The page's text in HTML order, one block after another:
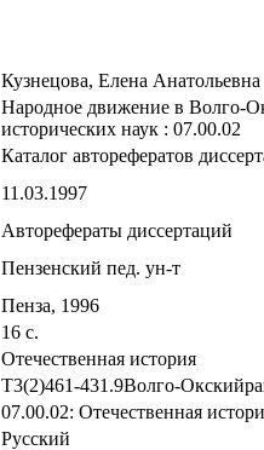
Кузнецова, Елена Анатольевна
Народное движение в Волго-
исторических наук : 07.00.02
Каталог авторефератов
11.03.1997
Авторефераты диссертаций
Пензенский пед. ун-т
Пенза, 1996
16 с.
Отечественная история
Т3(2)461-431.9Волго-
07.00.02: Отечественная
Русский